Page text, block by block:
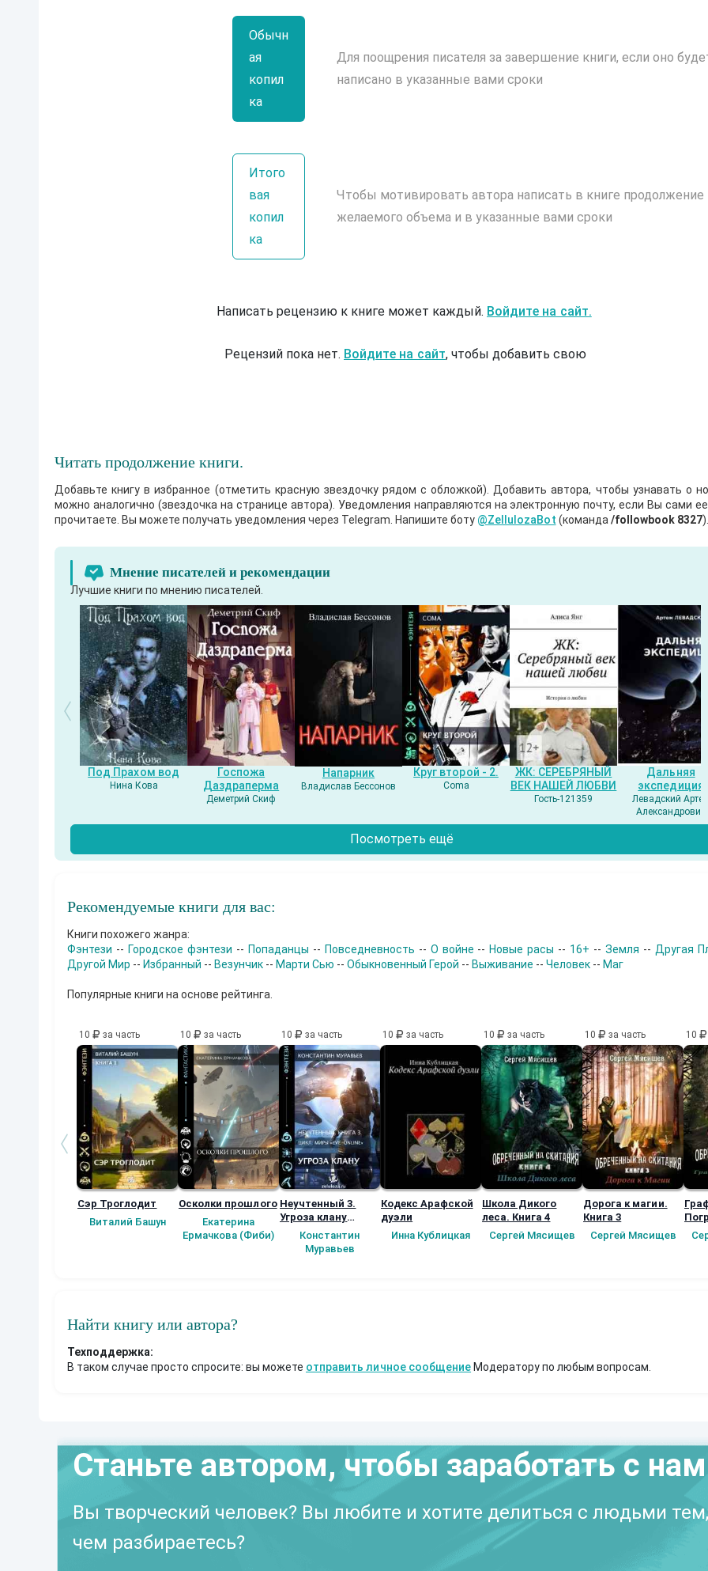
Обычн
ая
копил
ка
Для поощрения писателя за завершение книги, если оно
написано в указанные вами сроки
Итого
вая
копил
ка
Чтобы мотивировать автора написать в книге продолжение
желаемого объема и в указанные вами сроки
Написать рецензию к книге может каждый. Войдите на сайт.
Рецензий пока нет. Войдите на сайт, чтобы добавить свою
Читать продолжение книги.
Добавьте книгу в избранное (отметить красную звездочку рядом с обложкой). Добавить автора, чтобы узнавать о
можно аналогично (звездочка на странице автора). Уведомления направляются на электронную почту, если Вы сами
прочитаете. Вы можете получать уведомления через Telegram. Напишите боту @ZellulozaBot (команда /followbook 8327).
Мнение писателей и рекомендации
Лучшие книги по мнению писателей.
Под Прахом вод
Нина Кова
Госпожа
Даздраперма
Деметрий Скиф
Напарник
Владислав Бессонов
Круг второй - 2.
Coma
ЖК: СЕРЕБРЯНЫЙ
ВЕК НАШЕЙ ЛЮБВИ
Гость-121359
Дальняя
экспедиция
Левадский Артем
Александрович
Посмотреть ещё
Рекомендуемые книги для вас:
Книги похожего жанра:
Фэнтези -- Городское фэнтези -- Попаданцы -- Повседневность -- О войне -- Новые расы -- 16+ --Земля --Другая
Другой Мир -- Избранный -- Везунчик -- Марти Сью -- Обыкновенный Герой -- Выживание -- Человек -- Маг
Популярные книги на основе рейтинга.
10 за часть
Сэр Троглодит
Виталий Башун
10 за часть
Осколки прошлого
Екатерина
Ермачкова (Фиби)
10 за часть
Неучтенный 3.
Угроза клану
(Альтернативное
продолжение)
Константин
Муравьев
10 за часть
Кодекс Арафской
дуэли
Инна Кублицкая
10 за часть
Школа Дикого
леса. Книга 4
Сергей Мясищев
10 за часть
Дорога к магии.
Книга 3
Сергей Мясищев
10
Найти книгу или автора?
Техподдержка:
В таком случае просто спросите: вы можете отправить личное сообщение Модератору по любым вопросам.
Станьте автором, чтобы заработать с
Вы творческий человек? Вы любите и хотите делиться с людьми
чем разбираетесь?